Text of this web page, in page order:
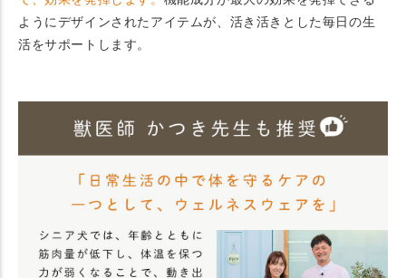
ようにデザインされたアイテムが、活き活きとした毎日の生
活をサポートします。